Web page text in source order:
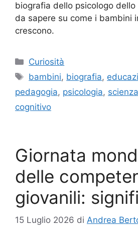
biografia dello psicologo dello
da sapere su come i bambini
crescono.
Categorie
Curiosità
Tag
bambini, biografia,
pedagogia, psicologia, scienza
cognitivo
Giornata
delle
giovanili:
15 Luglio 2026 di Andrea